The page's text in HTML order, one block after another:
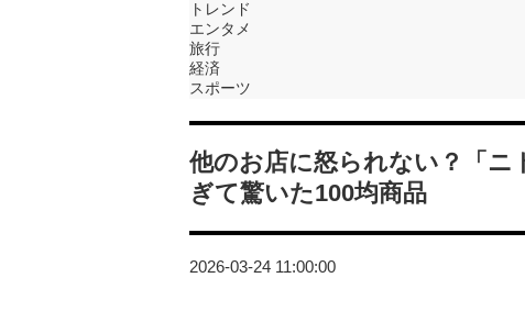
トレンド
エンタメ
旅行
経済
スポーツ
他のお店に怒られない？「
ぎて驚いた100均商品
2026-03-24 11:00:00